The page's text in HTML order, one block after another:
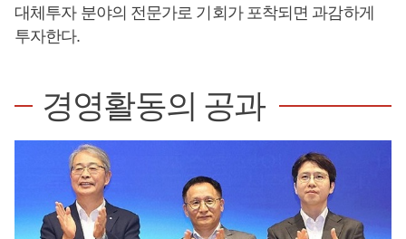
대체투자 분야의 전문가로 기회가 포착되면 과감하게
투자한다.
경영활동의 공과